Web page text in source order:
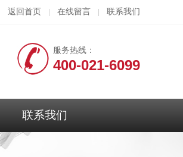
返回首页 在线留言 联系我们
服务热线：
400-021-6099
联系我们